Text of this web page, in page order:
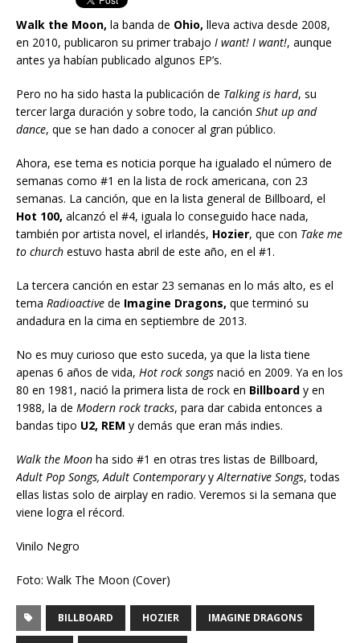
Walk the Moon, la banda de Ohio, lleva activa desde 2008,
en 2010, publicaron su primer trabajo I want! I want!, aunque
antes ya habían publicado algunos EP’s.
Pero no ha sido hasta la publicación de Talking is hard, su
tercer larga duración y sobre todo, la canción Shut up and
dance, que se han dado a conocer al gran público.
Ahora, ese tema es noticia porque ha igualado el número de
semanas como #1 en la lista de rock americana, con 23
semanas. La canción, que en la lista general de Billboard, el
Hot 100, alcanzó el #4, iguala lo conseguido hace nada,
también por artista novel, el irlandés, Hozier, que con Take me
to church estuvo hasta abril de este año, en el #1.
La tercera canción en estar 23 semanas en lo más alto, es el
tema Radioactive de Imagine Dragons, que terminó su
andadura en la cima en septiembre de 2013.
No es muy curioso que esto suceda, ya que la lista tiene
apenas 6 años de vida, Hot rock songs nació en 2009. Ya en los
80 en 1981, nació la primera lista de rock en Billboard y en
1988, la de Modern rock tracks, para dar cabida entonces a
bandas tipo U2, REM y demás que eran más indies.
Walk the Moon ha sido #1 en otras tres listas de Billboard,
Adult Pop Songs, Adult ContemporaryyAlternative Songs, todas
ellas listas solo de airplay en radio. Veremos si la semana que
viene logra el récord.
Vinilo Negro
Foto: Walk The Moon (Cover)
BILLBOARD HOZIER IMAGINE DRAGONS